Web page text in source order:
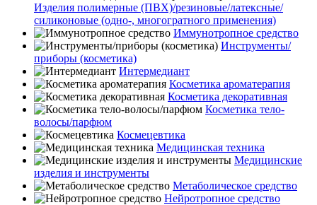
Изделия полимерные (ПВХ)/резиновые/латексные/
силиконовые (одно-, многогратного применения)
Иммунотропное средство
Инструменты/
приборы (косметика)
Интермедиант
Косметика ароматерапия
Косметика декоративная
Косметика тело-
волосы/парфюм
Космецевтика
Медицинская техника
Медицинские
изделия и инструменты
Метаболическое средство
Нейротропное средство